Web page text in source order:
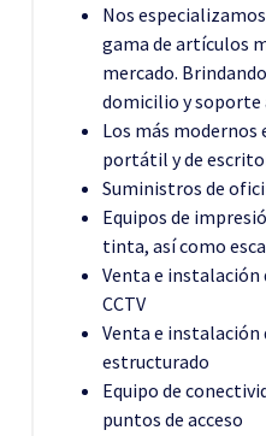
Nos
gama de artículos
mercado.
domicilio y soporte
Los más modernos
portátil y de
Suministros de
Equipos de
tinta, así como
Venta e instalación
CCTV
Venta e instalación
estructurado
Equipo de
puntos de acceso